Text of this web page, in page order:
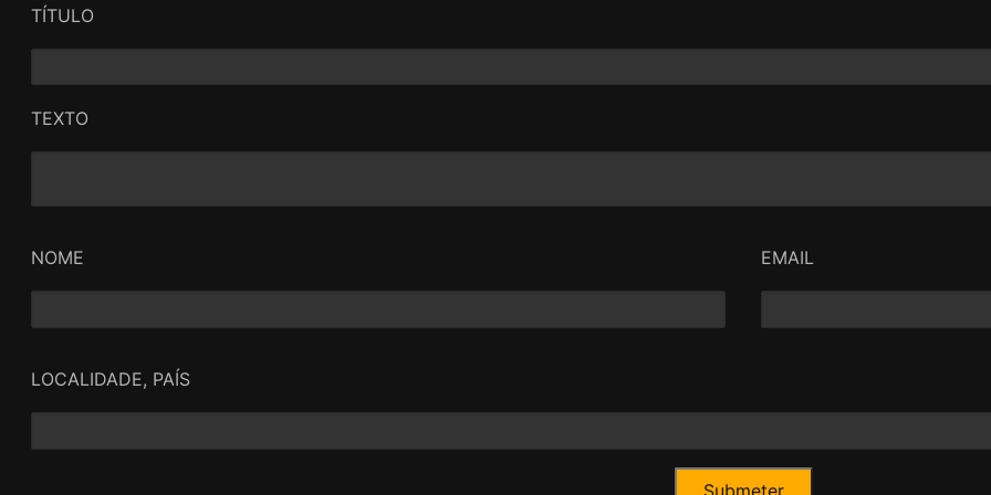
bem como à contenção
TÍTULO
TEXTO
NOME EMAIL
LOCALIDADE, PAÍS